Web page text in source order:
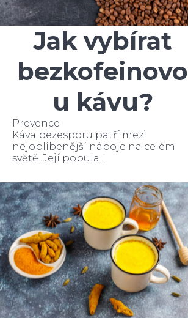
Jak vybírat
bezkofeinovo
u kávu?
Prevence
Káva bezesporu patří mezi
nejoblíbenější nápoje na celém
světě. Její popula...